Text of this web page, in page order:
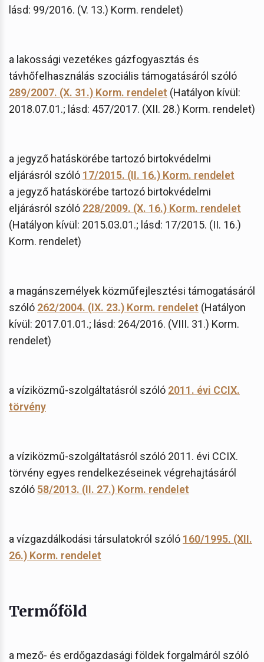
lásd: 99/2016. (V. 13.) Korm. rendelet)
a lakossági vezetékes gázfogyasztás és
távhőfelhasználás szociális támogatásáról szóló
289/2007. (X. 31.) Korm. rendelet (Hatályon kívül:
2018.07.01.; lásd: 457/2017. (XII. 28.) Korm. rendelet)
a jegyző hatáskörébe tartozó birtokvédelmi
eljárásról szóló 17/2015. (II. 16.) Korm. rendelet
a jegyző hatáskörébe tartozó birtokvédelmi
eljárásról szóló 228/2009. (X. 16.) Korm. rendelet
(Hatályon kívül: 2015.03.01.; lásd: 17/2015. (II. 16.)
Korm. rendelet)
a magánszemélyek közműfejlesztési támogatásáról
szóló 262/2004. (IX. 23.) Korm. rendelet (Hatályon
kívül: 2017.01.01.; lásd: 264/2016. (VIII. 31.) Korm.
rendelet)
a víziközmű-szolgáltatásról szóló 2011. évi CCIX.
törvény
a víziközmű-szolgáltatásról szóló 2011. évi CCIX.
törvény egyes rendelkezéseinek végrehajtásáról
szóló 58/2013. (II. 27.) Korm. rendelet
a vízgazdálkodási társulatokról szóló 160/1995. (XII.
26.) Korm. rendelet
Termőföld
a mező- és erdőgazdasági földek forgalmáról szóló